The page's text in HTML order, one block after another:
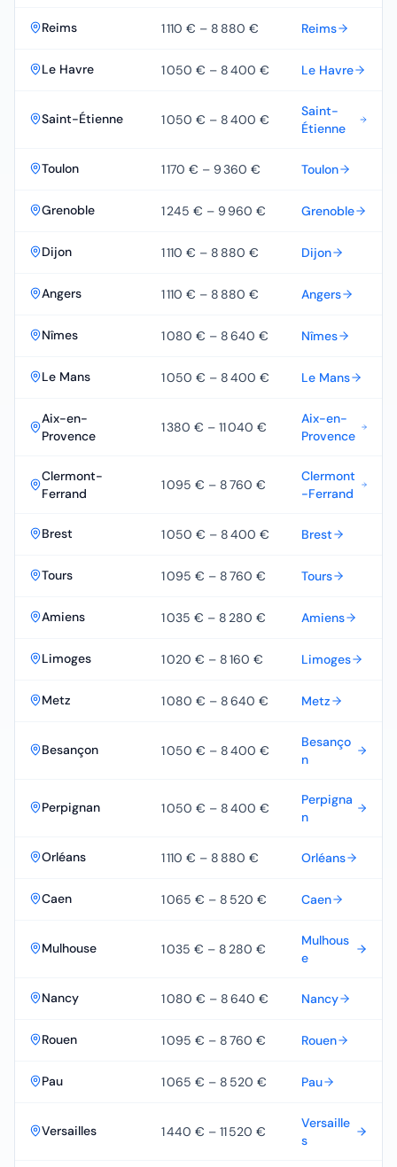
Reims 1 110 € – 8 880 € Reims
Le Havre 1 050 € – 8 400 € Le Havre
Saint-Étienne 1 050 € – 8 400 €
Saint-
Étienne
Toulon 1 170 € – 9 360 € Toulon
Grenoble 1 245 € – 9 960 € Grenoble
Dijon 1 110 € – 8 880 € Dijon
Angers 1 110 € – 8 880 € Angers
Nîmes 1 080 € – 8 640 € Nîmes
Le Mans 1 050 € – 8 400 € Le Mans
Aix-en-
Provence
1 380 € – 11 040 €
Aix-en-
Provence
Clermont-
Ferrand
1 095 € – 8 760 €
Clermont
-Ferrand
Brest 1 050 € – 8 400 € Brest
Tours 1 095 € – 8 760 € Tours
Amiens 1 035 € – 8 280 € Amiens
Limoges 1 020 € – 8 160 € Limoges
Metz 1 080 € – 8 640 € Metz
Besançon 1 050 € – 8 400 €
Besanço
n
Perpignan 1 050 € – 8 400 €
Perpigna
n
Orléans 1 110 € – 8 880 € Orléans
Caen 1 065 € – 8 520 € Caen
Mulhouse 1 035 € – 8 280 €
Mulhous
e
Nancy 1 080 € – 8 640 € Nancy
Rouen 1 095 € – 8 760 € Rouen
Pau 1 065 € – 8 520 € Pau
Versailles 1 440 € – 11 520 €
Versaille
s